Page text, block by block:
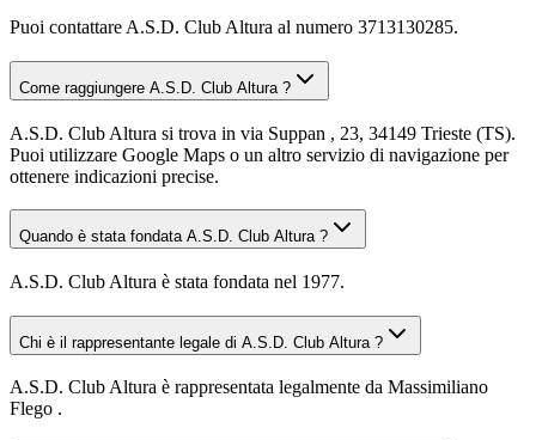
Puoi contattare A.S.D. Club Altura al numero 3713130285.
Come raggiungere A.S.D. Club Altura ?
A.S.D. Club Altura si trova in via Suppan , 23, 34149 Trieste (TS).
Puoi utilizzare Google Maps o un altro servizio di navigazione per
ottenere indicazioni precise.
Quando è stata fondata A.S.D. Club Altura ?
A.S.D. Club Altura è stata fondata nel 1977.
Chi è il rappresentante legale di A.S.D. Club Altura ?
A.S.D. Club Altura è rappresentata legalmente da Massimiliano
Flego .